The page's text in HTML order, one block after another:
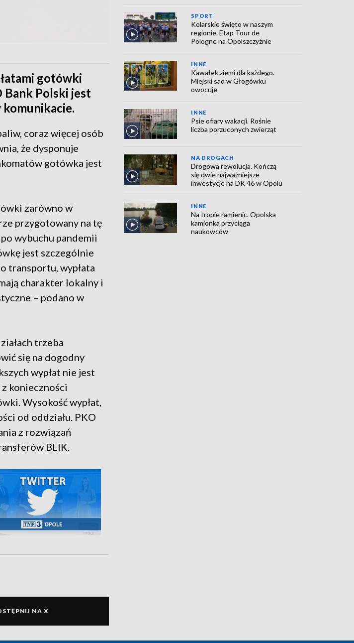
gotówki
Bank Polski jest
coraz więcej osób
że dysponuje
gotówka jest
zarówno w
przygotowany na tę
wybuchu pandemii
jest szczególnie
transportu, wypłata
charakter lokalny i
– podano w
trzeba
się na dogodny
wypłat nie jest
konieczności
Wysokość wypłat,
od oddziału. PKO
z rozwiązań
BLIK.
NA X
SPORT
Kolarskie święto w naszym
regionie. Etap Tour de
Pologne na Opolszczyźnie
INNE
Kawałek ziemi dla każdego.
Miejski sad w Głogówku
owocuje
INNE
Psie ofiary wakacji. Rośnie
liczba porzuconych zwierząt
NA DROGACH
Drogowa rewolucja. Kończą
się dwie najważniejsze
inwestycje na DK 46 w Opolu
INNE
Na tropie ramienic. Opolska
kamionka przyciąga
naukowców